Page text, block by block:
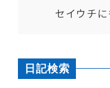
セイウチに
日記検索